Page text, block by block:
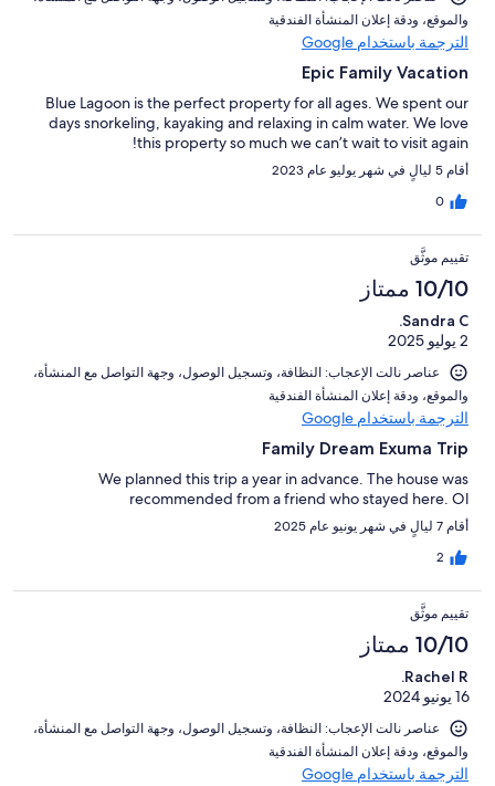
و⁦الموقع⁩، و⁦دقة إعلان المنشأة الفندقية⁩
الترجمة باستخدام Google
Epic Family Vacation
Blue Lagoon is the perfect property for all ages. We spent our
days snorkeling, kayaking and relaxing in calm water. We love
this property so much we can’t wait to visit again!
أقام 5 ليالٍ في شهر يوليو عام 2023
0
تقييم موثَّق
10/10 ممتاز
Sandra C.
2 يوليو 2025
عناصر نالت الإعجاب: ⁦النظافة⁩، و⁦تسجيل الوصول⁩، و⁦جهة التواصل مع المنشأة⁩،
و⁦الموقع⁩، و⁦دقة إعلان المنشأة الفندقية⁩
الترجمة باستخدام Google
Family Dream Exuma Trip
We planned this trip a year in advance. The house was
recommended from a friend who stayed here. Ol
أقام 7 ليالٍ في شهر يونيو عام 2025
2
تقييم موثَّق
10/10 ممتاز
Rachel R.
16 يونيو 2024
عناصر نالت الإعجاب: ⁦النظافة⁩، و⁦تسجيل الوصول⁩، و⁦جهة التواصل مع المنشأة⁩،
و⁦الموقع⁩، و⁦دقة إعلان المنشأة الفندقية⁩
الترجمة باستخدام Google